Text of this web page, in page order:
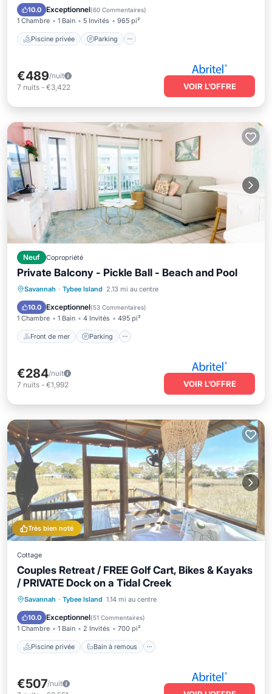
10.0 Exceptionnel(60 Commentaires)
1 Chambre 1 Bain 5 Invités 965 pi²
Piscine privée Parking
Vue sur l’océan
€489/nuit
7 nuits - €3,422 VOIR L’OFFRE
Neuf Copropriété
Private Balcony - Pickle Ball - Beach and Pool
Savannah · Tybee Island 2.13 mi au centre
10.0 Exceptionnel(53 Commentaires)
1 Chambre 1 Bain 4 Invités 495 pi²
Front de mer Parking
Front de mer Parking
Vue sur l’océan
€284/nuit
7 nuits - €1,992 VOIR L’OFFRE
Très bien noté
Cottage
Couples Retreat / FREE Golf Cart, Bikes & Kayaks
/ PRIVATE Dock on a Tidal Creek
Savannah · Tybee Island 1.14 mi au centre
10.0 Exceptionnel(51 Commentaires)
1 Chambre 1 Bain 2 Invités 700 pi²
Piscine privée Bain à remous
Piscine privée
Bain à remous
Petit-déjeuner
Parking
€507/nuit